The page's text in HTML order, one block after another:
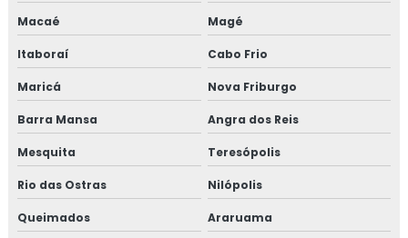
Consultoria em global market
Consultoria em GMP+
Consultoria em HACCP
Consultoria em HACCP de acordo com os requisitos do
GMP
Macaé Magé
Itaboraí Cabo Frio
Maricá Nova Friburgo
Barra Mansa Angra dos Reis
Mesquita Teresópolis
Rio das Ostras Nilópolis
Queimados Araruama